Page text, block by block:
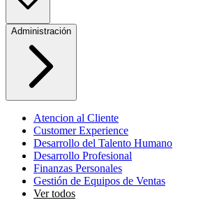
Administración
Atencion al Cliente
Customer Experience
Desarrollo del Talento Humano
Desarrollo Profesional
Finanzas Personales
Gestión de Equipos de Ventas
Ver todos